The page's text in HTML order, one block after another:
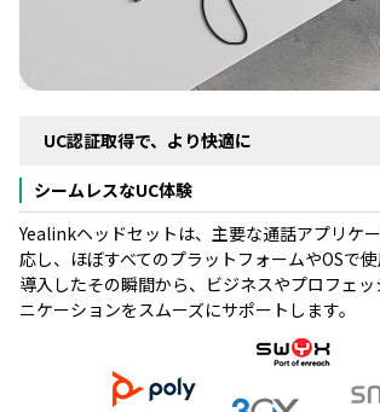
UC認証取得で、より快適に
シームレスなUC体験
Yealinkヘッドセットは、主要な通話アプリケ
応し、ほぼすべてのプラットフォームやOSで使
導入したその瞬間から、ビジネスやプロフェ
ニケーションをスムーズにサポートします。